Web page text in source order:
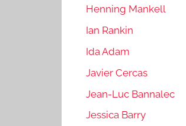
Henning Mankell
Ian Rankin
Ida Adam
Javier Cercas
Jean-Luc Bannalec
Jessica Barry